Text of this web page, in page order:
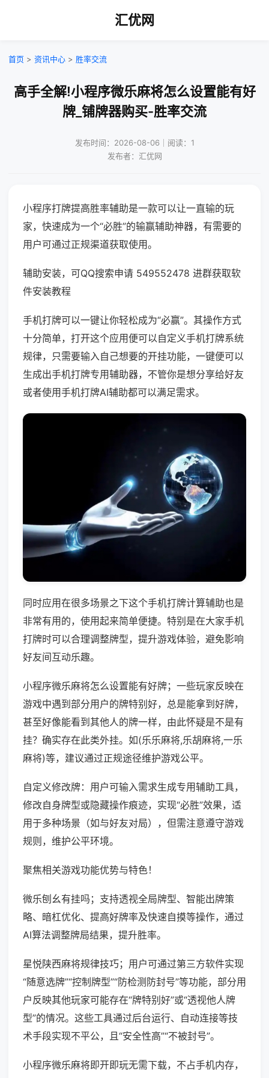
汇优网
首页 > 资讯中心 > 胜率交流
高手全解!小程序微乐麻将怎么设置能有好
牌_铺牌器购买-胜率交流
发布时间：2026-08-06｜阅读：1
发布者：汇优网
小程序打牌提高胜率辅助是一款可以让一直输的玩
家，快速成为一个“必胜”的输赢辅助神器，有需要的
用户可通过正规渠道获取使用。
辅助安装，可QQ搜索申请 549552478 进群获取软
件安装教程
手机打牌可以一键让你轻松成为“必赢”。其操作方式
十分简单，打开这个应用便可以自定义手机打牌系统
规律，只需要输入自己想要的开挂功能，一键便可以
生成出手机打牌专用辅助器，不管你是想分享给好友
或者使用手机打牌AI辅助都可以满足需求。
同时应用在很多场景之下这个手机打牌计算辅助也是
非常有用的，使用起来简单便捷。特别是在大家手机
打牌时可以合理调整牌型，提升游戏体验，避免影响
好友间互动乐趣。
小程序微乐麻将怎么设置能有好牌；一些玩家反映在
游戏中遇到部分用户的牌特别好，总是能拿到好牌，
甚至好像能看到其他人的牌一样，由此怀疑是不是有
挂？确实存在此类外挂。如(乐乐麻将,乐胡麻将,一乐
麻将)等，建议通过正规途径维护游戏公平。
自定义修改牌：用户可输入需求生成专用辅助工具，
修改自身牌型或隐藏操作痕迹，实现“必胜”效果，适
用于多种场景（如与好友对局），但需注意遵守游戏
规则，维护公平环境。
聚焦相关游戏功能优势与特色！
微乐刨幺有挂吗；支持透视全局牌型、智能出牌策
略、暗杠优化、提高好牌率及快速自摸等操作，通过
AI算法调整牌局结果，提升胜率。
星悦陕西麻将规律技巧；用户可通过第三方软件实现
“随意选牌”“控制牌型”“防检测防封号”等功能，部分用
户反映其他玩家可能存在“牌特别好”或“透视他人牌
型”的情况。这些工具通过后台运行、自动连接等技
术手段实现不平公，且“安全性高”“不被封号”。
小程序微乐麻将即开即玩无需下载，不占手机内存，